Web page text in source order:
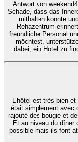
Antwort von
Schade, dass das
mithalten konnte
Rehazentrum
freundliche Personal
möchtest,
dabei, ein Hotel zu
L’hôtel est très bien et calme Je trouvais dommage
était simplement avec
rajouté des bougie et
Et au niveau du dîner
possible mais ils font attention aux